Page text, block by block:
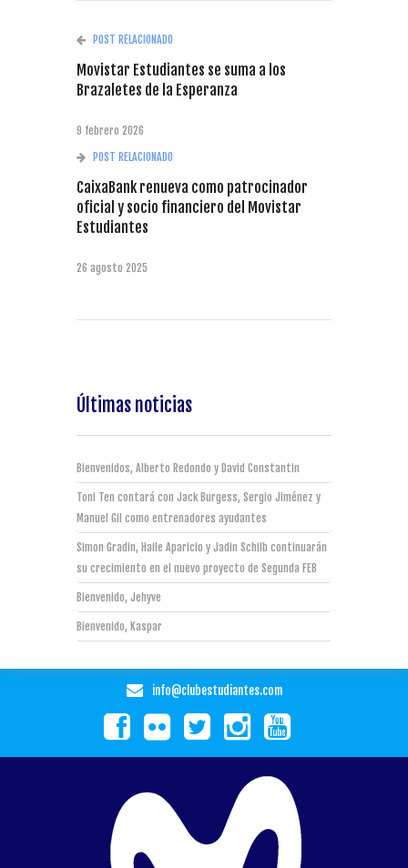
POST RELACIONADO
Movistar Estudiantes se suma a los
Brazaletes de la Esperanza
9 febrero 2026
POST RELACIONADO
CaixaBank renueva como patrocinador
oficial y socio financiero del Movistar
Estudiantes
26 agosto 2025
Últimas noticias
Bienvenidos, Alberto Redondo y David Constantin
Toni Ten contará con Jack Burgess, Sergio Jiménez y
Manuel Gil como entrenadores ayudantes
Simon Gradin, Haile Aparicio y Jadin Schilb continuarán
su crecimiento en el nuevo proyecto de Segunda FEB
Bienvenido, Jehyve
Bienvenido, Kaspar
info@clubestudiantes.com